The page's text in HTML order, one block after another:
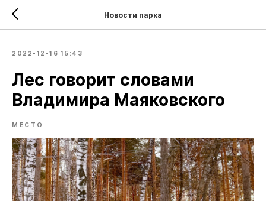
Новости парка
2022-12-16 15:43
Лес говорит словами
Владимира Маяковского
МЕСТО